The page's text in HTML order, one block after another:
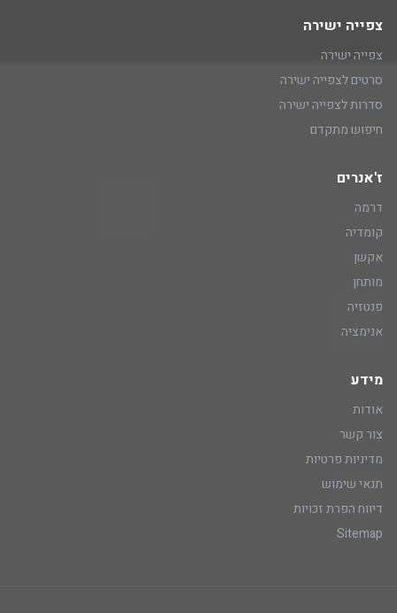
צפייה ישירה
צפייה ישירה
סרטים לצפייה ישירה
סדרות לצפייה ישירה
חיפוש מתקדם
ז'אנרים
דרמה
קומדיה
אקשן
מותחן
פנטזיה
אנימציה
מידע
אודות
צור קשר
מדיניות פרטיות
תנאי שימוש
דיווח הפרת זכויות
Sitemap